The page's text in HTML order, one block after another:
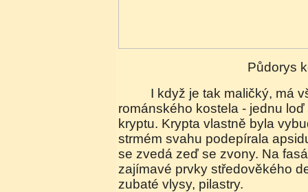
Půdorys
I když je tak maličký, má všechny atributy
románského kostela - jednu
kryptu. Krypta vlastně byla
strmém svahu podepírala
se zvedá zeď se zvony. Na
zajímavé prvky středověkého
zubaté vlysy, pilastry.